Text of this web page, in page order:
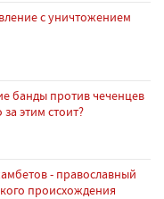
с уничтожением
банды против чеченцев
этим стоит?
- православный
происхождения